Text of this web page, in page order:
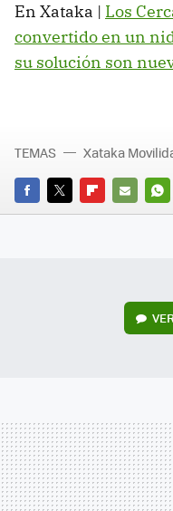
En Xataka | Los
convertido en un
su solución son
FACEBOOK
TWITTERFLIPBOARD
E-
TEMAS Xataka